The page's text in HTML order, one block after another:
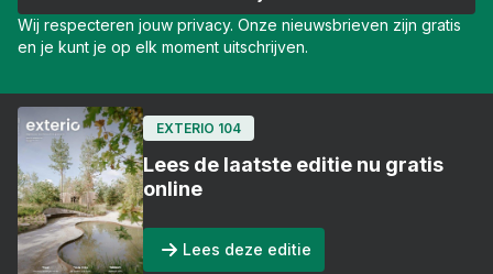
Wij respecteren jouw privacy. Onze nieuwsbrieven zijn gratis
en je kunt je op elk moment uitschrijven.
EXTERIO 104
Lees de laatste editie nu gratis
online
Lees deze editie